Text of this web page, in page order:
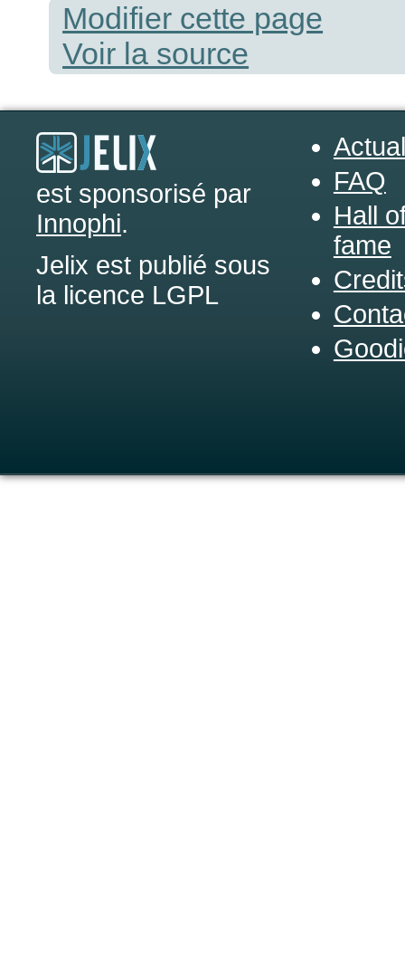
Modifier cette page
Voir la source
est sponsorisé par
Innophi.
Jelix est publié sous
la licence LGPL
FAQ
Hall
fame